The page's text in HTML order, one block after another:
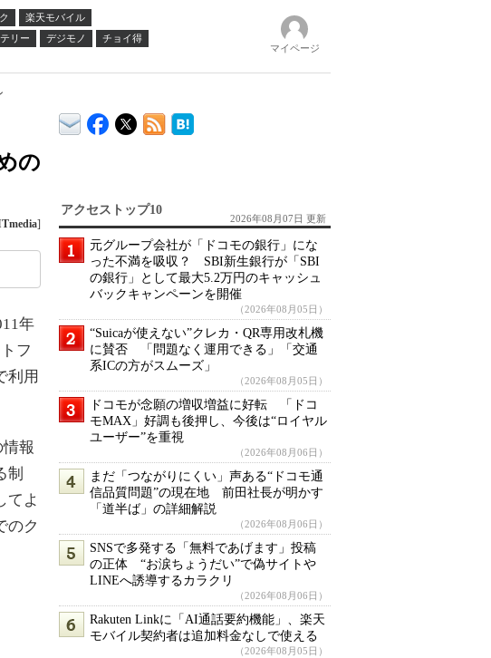
楽天モバイル
リー デジモノ
チョイ得
マイページ
の
]
年
フ
利用
報
制
てよ
のク
アクセストップ10
2026年08月07日 更新
元グループ会社が「ドコモの銀行」にな
った不満を吸収？ SBI新生銀行が「SBI
の銀行」として最大5.2万円のキャッシュ
バックキャンペーンを開催
（2026年08月05日）
“Suicaが使えない”クレカ・QR専用改札機
に賛否 「問題なく運用できる」「交通
系ICの方がスムーズ」
（2026年08月05日）
ドコモが念願の増収増益に好転 「ドコ
モMAX」好調も後押し、今後は“ロイヤル
ユーザー”を重視
（2026年08月06日）
まだ「つながりにくい」声ある“ドコモ通
信品質問題”の現在地 前田社長が明かす
「道半ば」の詳細解説
（2026年08月06日）
SNSで多発する「無料であげます」投稿
の正体 “お涙ちょうだい”で偽サイトや
LINEへ誘導するカラクリ
（2026年08月06日）
Rakuten Linkに「AI通話要約機能」、楽天
モバイル契約者は追加料金なしで使える
（2026年08月05日）